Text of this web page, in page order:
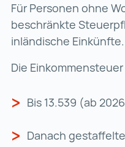
Für Personen ohne
beschränkte
inländische Einkünfte.
Die
Bis 13.539 (ab
Danach